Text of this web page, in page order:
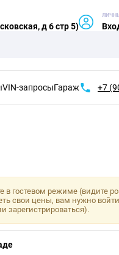
д 6 стр 5)
VIN-запросыГараж +7
в гостевом режиме (видите
свои цены, вам нужно
зарегистрироваться).